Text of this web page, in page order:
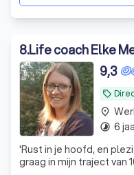
8.Life coach Elke
local_offer
9,3
'Rust in je hoofd, en
graag in mijn traject van
place
timelapse 6